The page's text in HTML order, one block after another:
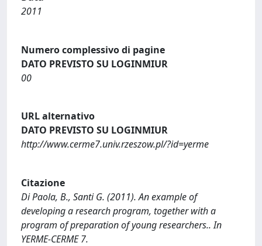
2011
Numero complessivo di pagine
DATO PREVISTO SU LOGINMIUR
00
URL alternativo
DATO PREVISTO SU LOGINMIUR
http://www.cerme7.univ.rzeszow.pl/?id=yerme
Citazione
Di Paola, B., Santi G. (2011). An example of
developing a research program, together with a
program of preparation of young researchers.. In
YERME-CERME 7.